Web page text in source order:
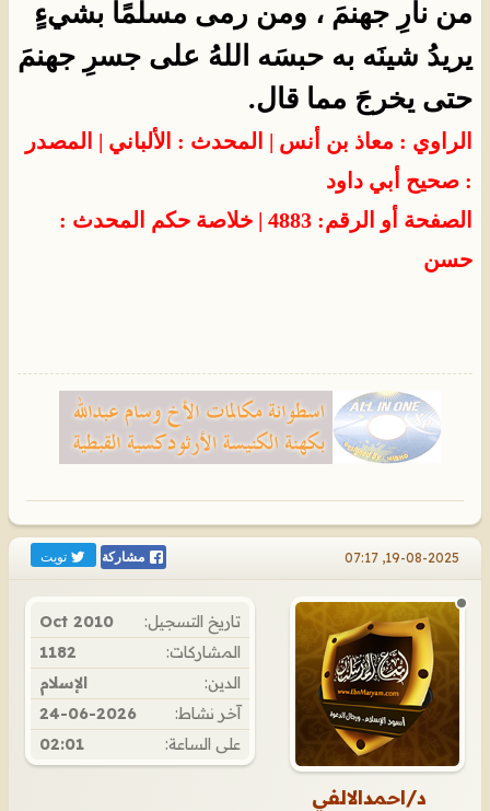
من نارِ جهنمَ ، ومن رمى مسلمًا بشيءٍ
يريدُ شينَه به حبسَه اللهُ على جسرِ جهنمَ
حتى يخرجَ مما قال.
الراوي : معاذ بن أنس | المحدث : الألباني | المصدر
: صحيح أبي داود
الصفحة أو الرقم: 4883 | خلاصة حكم المحدث :
حسن
19-08-2025, 07:17 مشاركة تويت
د/احمدالالفي
تاريخ التسجيل:
Oct 2010
المشاركات:
1182
الدين:
الإسلام
آخر نشاط:
24-06-2026
على الساعة:
02:01